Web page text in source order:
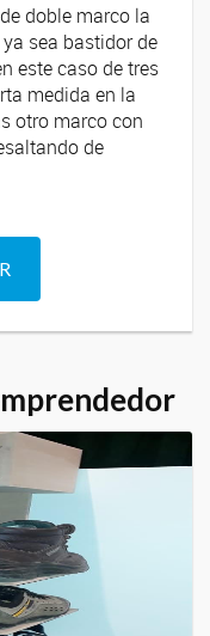
doble marco la
sea bastidor de
este caso de tres
medida en la
otro marco con
de